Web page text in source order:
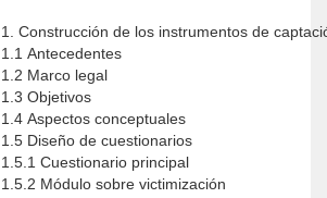
1. Construcción de los instrumentos de
1.1 Antecedentes
1.2 Marco legal
1.3 Objetivos
1.4 Aspectos conceptuales
1.5 Diseño de cuestionarios
1.5.1 Cuestionario principal
1.5.2 Módulo sobre victimización